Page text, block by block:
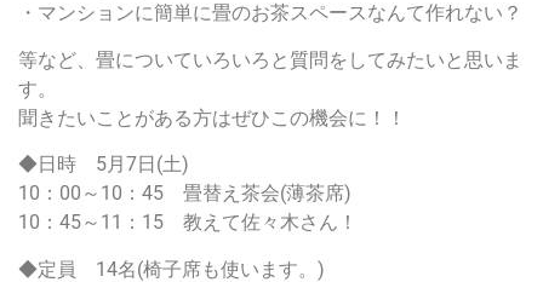
・マンションに簡単に畳のお茶スペースなんて作れない？
等など、畳についていろいろと質問をしてみたいと思いま
す。
聞きたいことがある方はぜひこの機会に！！
◆日時 5月7日(土)
10：00～10：45 畳替え茶会(薄茶席)
10：45～11：15 教えて佐々木さん！
◆定員 14名(椅子席も使います。)